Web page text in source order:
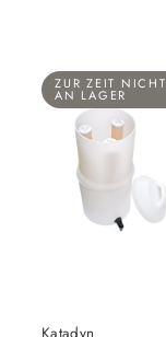
ZUR ZEIT NICHT
AN LAGER